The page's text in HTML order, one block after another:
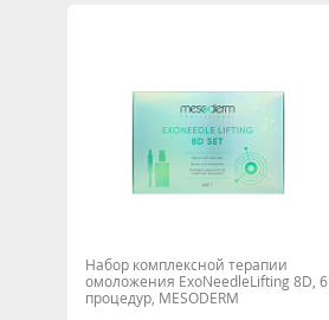
Набор комплексной терапии
омоложения ExoNeedleLifting 8D, 6
процедур, MESODERM